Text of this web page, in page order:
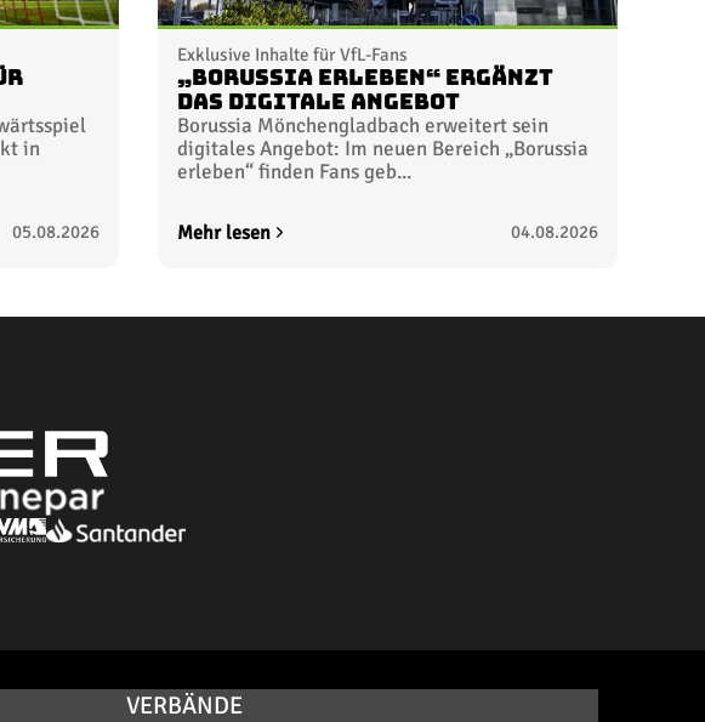
in
05.08.2026
Exklusive Inhalte für VfL-Fans
„Borussia erleben“ ergänzt
das digitale Angebot
Borussia Mönchengladbach erweitert sein
digitales Angebot: Im neuen Bereich „Borussia
erleben“ finden Fans geb...
Mehr lesen 04.08.2026
VERBÄNDE